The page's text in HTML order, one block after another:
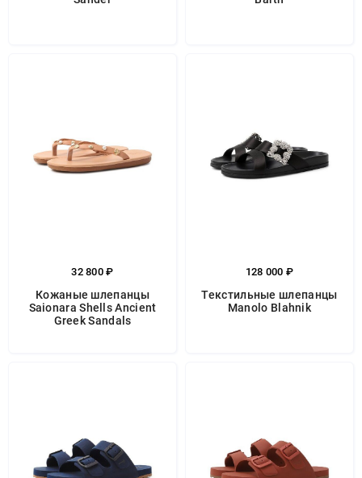
32 800 ₽
Кожаные шлепанцы
Saionara Shells Ancient
Greek Sandals
128 000 ₽
Текстильные шлепанцы
Manolo Blahnik